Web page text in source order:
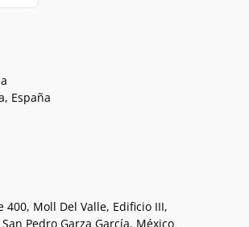
España
400, Moll Del Valle, Edificio III,
Pedro Garza García, México